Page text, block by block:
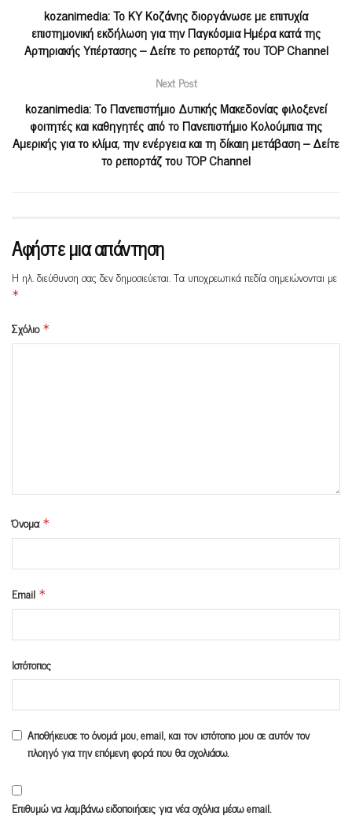
kozanimedia: To ΚΥ Κοζάνης διοργάνωσε με επιτυχία
επιστημονική εκδήλωση για την Παγκόσμια Ημέρα κατά της
Αρτηριακής Υπέρτασης – Δείτε το ρεπορτάζ του TOP Channel
Next Post
kozanimedia: Το Πανεπιστήμιο Δυτικής Μακεδονίας φιλοξενεί
φοιτητές και καθηγητές από το Πανεπιστήμιο Κολούμπια της
Αμερικής για το κλίμα, την ενέργεια και τη δίκαιη μετάβαση – Δείτε
το ρεπορτάζ του TOP Channel
Αφήστε μια απάντηση
Η ηλ. διεύθυνση σας δεν δημοσιεύεται.Τα υποχρεωτικά πεδία σημειώνονται με
*
Σχόλιο *
Όνομα *
Email *
Ιστότοπος
Αποθήκευσε το όνομά μου, email, και τον ιστότοπο μου σε αυτόν τον
πλοηγό για την επόμενη φορά που θα σχολιάσω.
Επιθυμώ να λαμβάνω ειδοποιήσεις για νέα σχόλια μέσω email.